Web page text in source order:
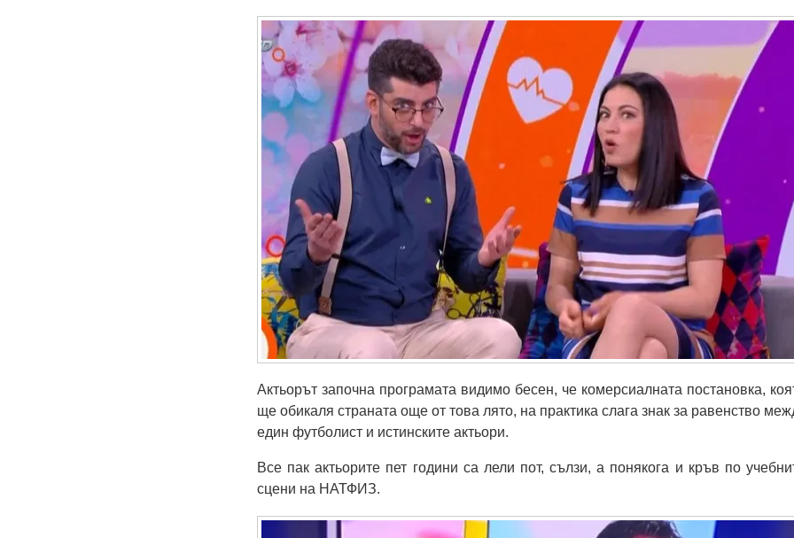
Актьорът започна програмата видимо бесен, че комерсиалната постановка,
ще обикаля страната още от това лято, на практика слага знак за равенство
един футболист и истинските актьори.
Все пак актьорите пет години са лели пот, сълзи, а понякога и кръв по
сцени на НАТФИЗ.